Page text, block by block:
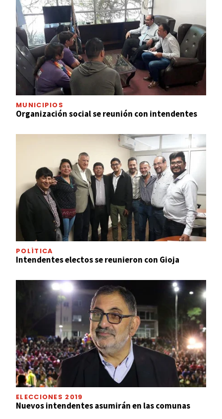
MUNICIPIOS
Organización social se reunión con intendentes
POLÍTICA
Intendentes electos se reunieron con Gioja
ELECCIONES 2019
Nuevos intendentes asumirán en las comunas